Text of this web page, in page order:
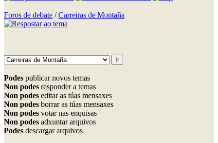
Foros de debate /Carreiras de Montaña
Podes publicar novos temas
Non podes responder a temas
Non podes editar as túas mensaxes
Non podes borrar as túas mensaxes
Non podes votar nas enquisas
Non podes adxuntar arquivos
Podes descargar arquivos